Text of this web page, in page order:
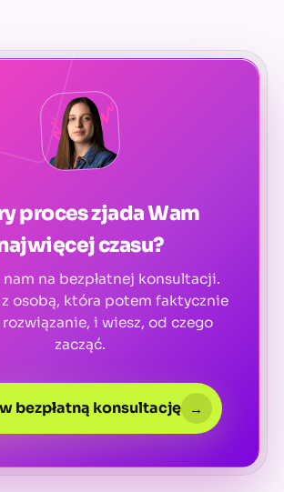
proces zjada Wam
czasu?
nam na bezpłatnej konsultacji.
osobą, która potem faktycznie
i wiesz, od czego
zacząć.
bezpłatną konsultację →